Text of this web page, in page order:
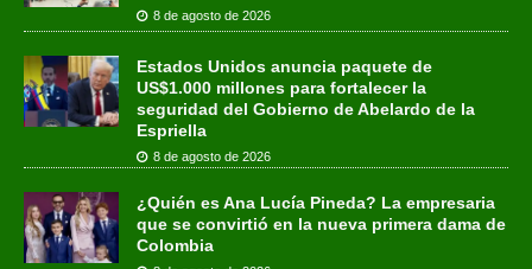
8 de agosto de 2026
Estados Unidos anuncia paquete de
US$1.000 millones para fortalecer la
seguridad del Gobierno de Abelardo de la
Espriella
8 de agosto de 2026
¿Quién es Ana Lucía Pineda? La empresaria
que se convirtió en la nueva primera dama de
Colombia